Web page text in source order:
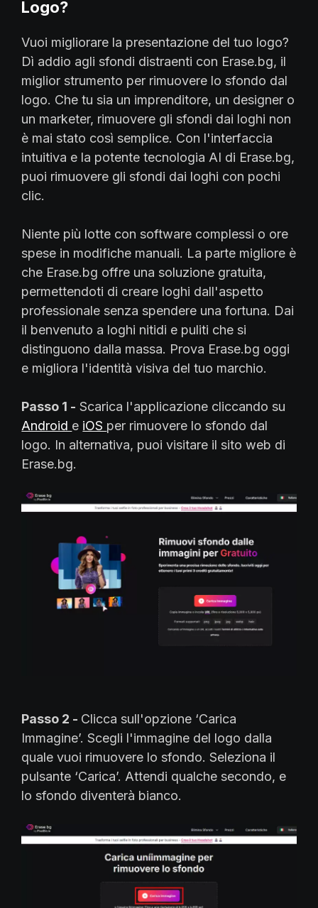
Logo?
Vuoi migliorare la presentazione del tuo logo?
Dì addio agli sfondi distraenti con Erase.bg, il
miglior strumento per rimuovere lo sfondo dal
logo. Che tu sia un imprenditore, un designer o
un marketer, rimuovere gli sfondi dai loghi non
è mai stato così semplice. Con l'interfaccia
intuitiva e la potente tecnologia AI di Erase.bg,
puoi rimuovere gli sfondi dai loghi con pochi
clic.
Niente più lotte con software complessi o ore
spese in modifiche manuali. La parte migliore è
che Erase.bg offre una soluzione gratuita,
permettendoti di creare loghi dall'aspetto
professionale senza spendere una fortuna. Dai
il benvenuto a loghi nitidi e puliti che si
distinguono dalla massa. Prova Erase.bg oggi
e migliora l'identità visiva del tuo marchio.
Passo 1 - Scarica l'applicazione cliccando su
Android e iOS per rimuovere lo sfondo dal
logo. In alternativa, puoi visitare il sito web di
Erase.bg.
Passo 2 - Clicca sull'opzione ‘Carica
Immagine’. Scegli l'immagine del logo dalla
quale vuoi rimuovere lo sfondo. Seleziona il
pulsante ‘Carica’. Attendi qualche secondo, e
lo sfondo diventerà bianco.